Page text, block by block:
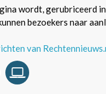
wordt, gerubriceerd
bezoekers naar
van